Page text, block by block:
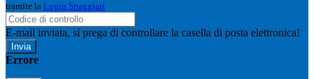
tramite la Login Spaggiari
E-mail inviata, si prega di controllare la casella di posta elettronica!
Errore